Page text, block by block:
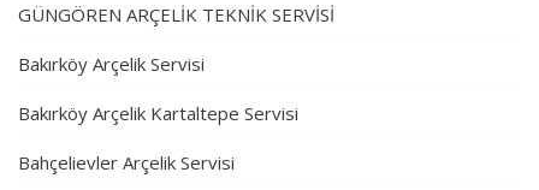
GÜNGÖREN ARÇELİK TEKNİK SERVİSİ
Bakırköy Arçelik Servisi
Bakırköy Arçelik Kartaltepe Servisi
Bahçelievler Arçelik Servisi